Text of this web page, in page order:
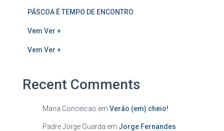
PÁSCOA É TEMPO DE ENCONTRO
Vem Ver +
Vem Ver +
Recent Comments
Maria Conceicao em Verão (em) cheio!
Padre Jorge Guarda em Jorge Fernandes